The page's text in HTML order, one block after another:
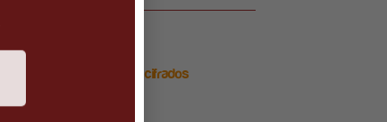
Pagos 100% seguros y cifrados